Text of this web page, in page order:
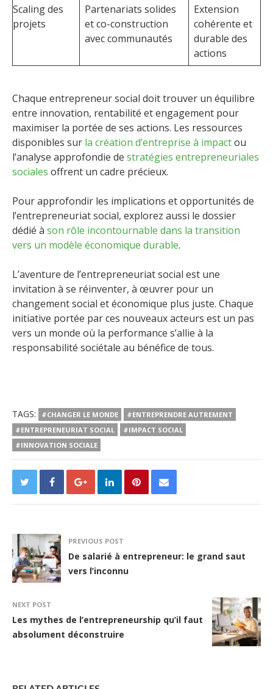
Scaling des
projets
Partenariats solides
et co-construction
avec communautés
Extension
cohérente et
durable des
actions
Chaque entrepreneur social doit trouver un équilibre
entre innovation, rentabilité et engagement pour
maximiser la portée de ses actions. Les ressources
disponibles sur la création d’entreprise à impactou
l’analyse approfondie de stratégies entrepreneuriales
sociales offrent un cadre précieux.
Pour approfondir les implications et opportunités de
l’entrepreneuriat social, explorez aussi le dossier
dédié à son rôle incontournable dans la transition
vers un modèle économique durable.
L’aventure de l’entrepreneuriat social est une
invitation à se réinventer, à œuvrer pour un
changement social et économique plus juste. Chaque
initiative portée par ces nouveaux acteurs est un pas
vers un monde où la performance s’allie à la
responsabilité sociétale au bénéfice de tous.
TAGS: #CHANGER LE MONDE
#ENTREPRENDRE AUTREMENT
#ENTREPRENEURIAT SOCIAL
#IMPACT SOCIAL
#INNOVATION SOCIALE
PREVIOUS POST
De salarié à entrepreneur: le grand saut
vers l’inconnu
NEXT POST
Les mythes de l’entrepreneurship qu’il faut
absolument déconstruire